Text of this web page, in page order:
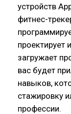
устройств
фитнес-
проектирует
загружает
вас будет
навыков,
стажировку
профессии.